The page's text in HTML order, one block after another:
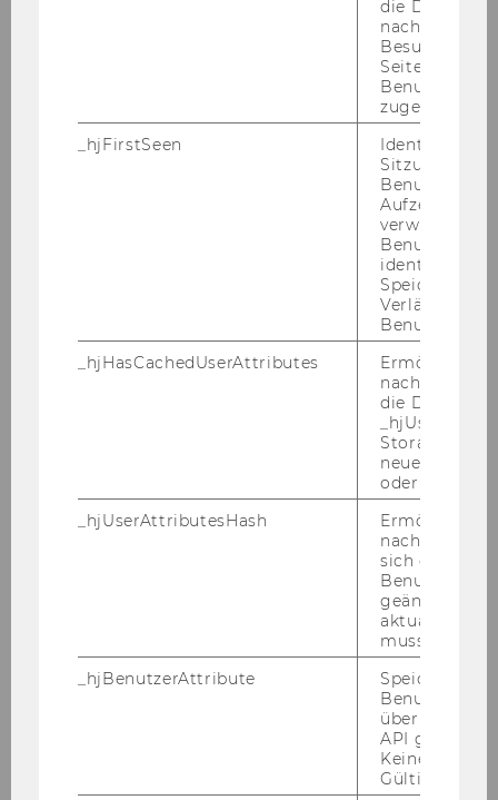
(Angestellte/r gemäß Kollektivvertrag für die
Arbeitnehmer/innen der Universitäten,
monatliches Mindestentgelt: 1.997,18 € brutto,
Anrechnung von tätigkeitsbezogenen
Vordienstzeiten möglich),
Beschäftigungsausmaß: 30 Std./Woche,
Universitätsassistent/inn/en prae doc eine
maximale Befristungsdauer von sechs Jahren
vorsieht. Bewerber/innen, die bereits als
Ersatzkräfte an der WU beschäftigt sind,
können daher nur mehr für die auf sechs Jahre
Wiederbestellung von Personen, die bereits
eine Stelle als Universitätsassistent/in prae doc
inne hatten, ist lediglich auf eine Stelle eines
Universitätsassistenten post doc/einer
Universitätsassistentin post doc im Tenure
- Mitarbeit bei Forschungsaufgaben, bei Lehr-
und Verwaltungsaufgaben
- Mitarbeit an Organisationssaufgaben sowie an
die Daten von
Besuchen
Seite
Benutzer-ID
zugeordnet
_hjFirstSeen Identifiziert
Sitzung eines
Benutzers.
verwendet,
identifizieren.
Verlängert
_hjHasCachedUserAttributes
Ermöglicht
die Daten in
Storage auf
neuesten
oder nicht.
_hjUserAttributesHash
Ermöglicht
sich ein
geändert hat
aktualisiert
muss.
_hjBenutzerAttribute
Speichert
über die
API gesendet
Keine